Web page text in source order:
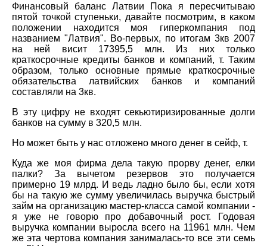
Финансовый баланс Латвии Пока я пересчитываю
пятой точкой ступеньки, давайте посмотрим, в каком
положении находится моя гиперкомпания под
названием "Латвия". Во-первых, по итогам 3кв 2007
на ней висит 17395,5 млн. Из них только
краткосрочные кредиты банков и компаний, т. Таким
образом, только основные прямые краткосрочные
обязательства латвийских банков и компаний
составляли на 3кв.
В эту цифру не входят секьютиризированные долги
банков на сумму в 320,5 млн.
Но может быть у нас отложено много денег в сейф, т.
Куда же моя фирма дела такую прорву денег, елки
палки? За вычетом резервов это получается
примерно 19 млрд. И ведь ладно было бы, если хотя
бы на такую же сумму увеличилась выручка быстрый
займ на организацию мастер-класса самой компании -
я уже не говорю про добавочный рост. Годовая
выручка компании выросла всего на 11961 млн. Чем
же эта чертова компания занималась-то все эти семь